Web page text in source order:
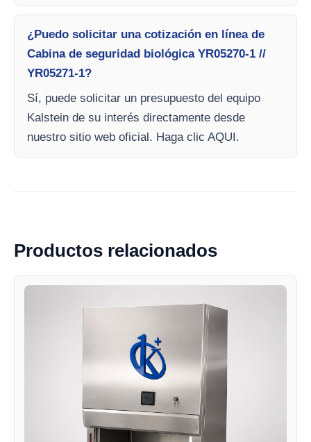
¿Puedo solicitar una cotización en línea de
Cabina de seguridad biológica YR05270-1 //
YR05271-1?
Sí, puede solicitar un presupuesto del equipo
Kalstein de su interés directamente desde
nuestro sitio web oficial. Haga clic AQUI.
Productos relacionados